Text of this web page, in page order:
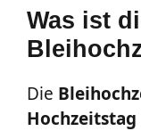
Was ist
Die
Hochzeitstag